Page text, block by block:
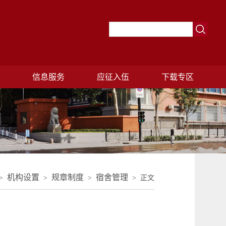
信息服务 应征入伍 下载专区
机构设置 > 规章制度 > 宿舍管理 > 正文